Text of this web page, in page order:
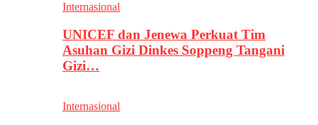
Internasional
UNICEF dan Jenewa Perkuat Tim
Asuhan Gizi Dinkes Soppeng Tangani
Gizi…
Internasional